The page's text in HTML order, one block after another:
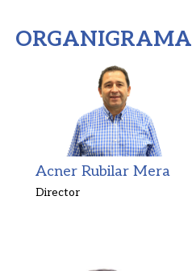
ORGANIGRAMA
Acner Rubilar Mera
Director